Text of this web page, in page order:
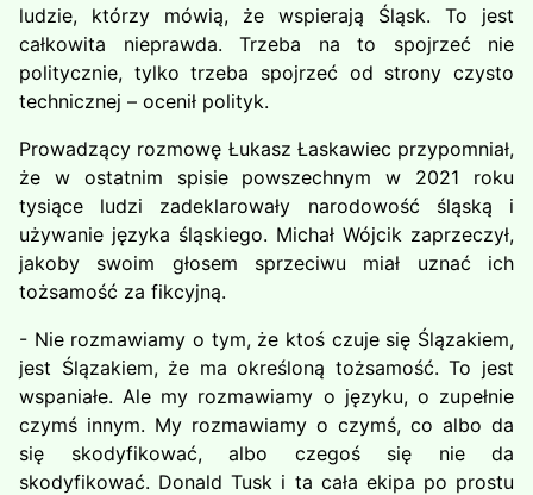
ludzie, którzy mówią, że wspierają Śląsk. To jest
całkowita nieprawda. Trzeba na to spojrzeć nie
politycznie, tylko trzeba spojrzeć od strony czysto
technicznej – ocenił polityk.
Prowadzący rozmowę Łukasz Łaskawiec przypomniał,
że w ostatnim spisie powszechnym w 2021 roku
tysiące ludzi zadeklarowały narodowość śląską i
używanie języka śląskiego. Michał Wójcik zaprzeczył,
jakoby swoim głosem sprzeciwu miał uznać ich
tożsamość za fikcyjną.
- Nie rozmawiamy o tym, że ktoś czuje się Ślązakiem,
jest Ślązakiem, że ma określoną tożsamość. To jest
wspaniałe. Ale my rozmawiamy o języku, o zupełnie
czymś innym. My rozmawiamy o czymś, co albo da
się skodyfikować, albo czegoś się nie da
skodyfikować. Donald Tusk i ta cała ekipa po prostu